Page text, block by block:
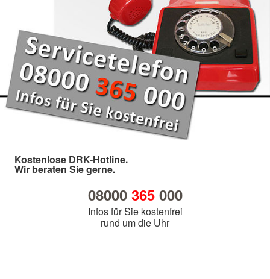
Kostenlose DRK-Hotline.
Wir beraten Sie gerne.
08000 365000
Infos für Sie kostenfrei
rund um die Uhr